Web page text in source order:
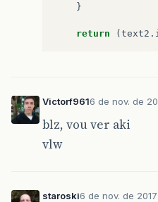
}
return ( text2 .
Victorf9616 de nov. de
blz, vou ver aki
vlw
staroski6 de nov. de 2017